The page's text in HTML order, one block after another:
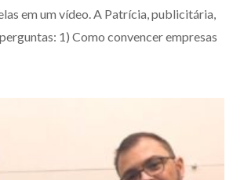
em um vídeo. A Patrícia, publicitária,
1) Como convencer empresas